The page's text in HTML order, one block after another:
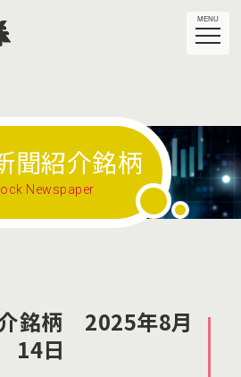
MENU
聞紹介銘柄
Newspaper
銘柄 2025年8月
14日